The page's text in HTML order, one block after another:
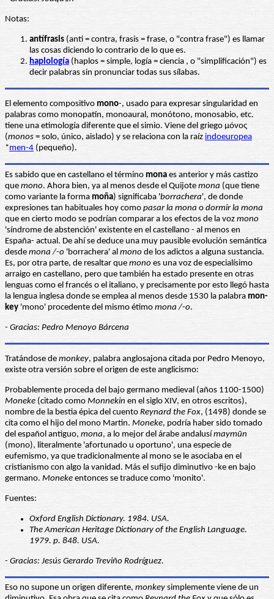
Notas:
antífrasis (anti = contra, frasis = frase, o "contra frase") es llamar
las cosas diciendo lo contrario de lo que es.
haplología (haplos = simple, logía = ciencia , o "simplificación") es
decir palabras sin pronunciar todas sus sílabas.
El elemento compositivo mono-, usado para expresar singularidad en
palabras como monopatín, monoaural, monótono, monosabio, etc.
tiene una etimología diferente que el simio. Viene del griego μόνος
(monos = solo, único, aislado) y se relaciona con la raíz indoeuropea
*men-4 (pequeño).
Es sabido que en castellano el término mona es anterior y más castizo
que mono. Ahora bien, ya al menos desde el Quijote mona (que tiene
como variante la forma moña) significaba 'borrachera', de donde
expresiones tan habituales hoy como pasar la mona o dormir la mona
que en cierto modo se podrían comparar a los efectos de la voz mono
'síndrome de abstención' existente en el castellano - al menos en
España- actual. De ahí se deduce una muy pausible evolución semántica
desde mona /-o 'borrachera' al mono de los adictos a alguna sustancia.
Es, por otra parte, de resaltar que mono es una voz de especialísimo
arraigo en castellano, pero que también ha estado presente en otras
lenguas como el francés o el italiano, y precisamente por esto llegó hasta
la lengua inglesa donde se emplea al menos desde 1530 la palabra mon-
key 'mono' procedente del mismo étimo mona /-o.
- Gracias: Pedro Menoyo Bárcena
Tratándose de monkey, palabra anglosajona citada por Pedro Menoyo,
existe otra versión sobre el origen de este anglicismo:
Probablemente proceda del bajo germano medieval (años 1100-1500)
Moneke (citado como Monnekin en el siglo XIV, en otros escritos),
nombre de la bestia épica del cuento Reynard the Fox, (1498) donde se
cita como el hijo del mono Martin. Moneke, podría haber sido tomado
del español antiguo, mona, a lo mejor del árabe andalusímaymūn
(mono), literalmente 'afortunado u oportuno', una especie de
eufemismo, ya que tradicionalmente al mono se le asociaba en el
cristianismo con algo la vanidad. Más el sufijo diminutivo -ke en bajo
germano. Moneke entonces se traduce como 'monito'.
Fuentes:
Oxford English Dictionary. 1984. USA.
The American Heritage Dictionary of the English Language.
1979. p. 848. USA.
- Gracias: Jesús Gerardo Treviño Rodríguez.
Eso no supone un origen diferente, monkey simplemente viene de un